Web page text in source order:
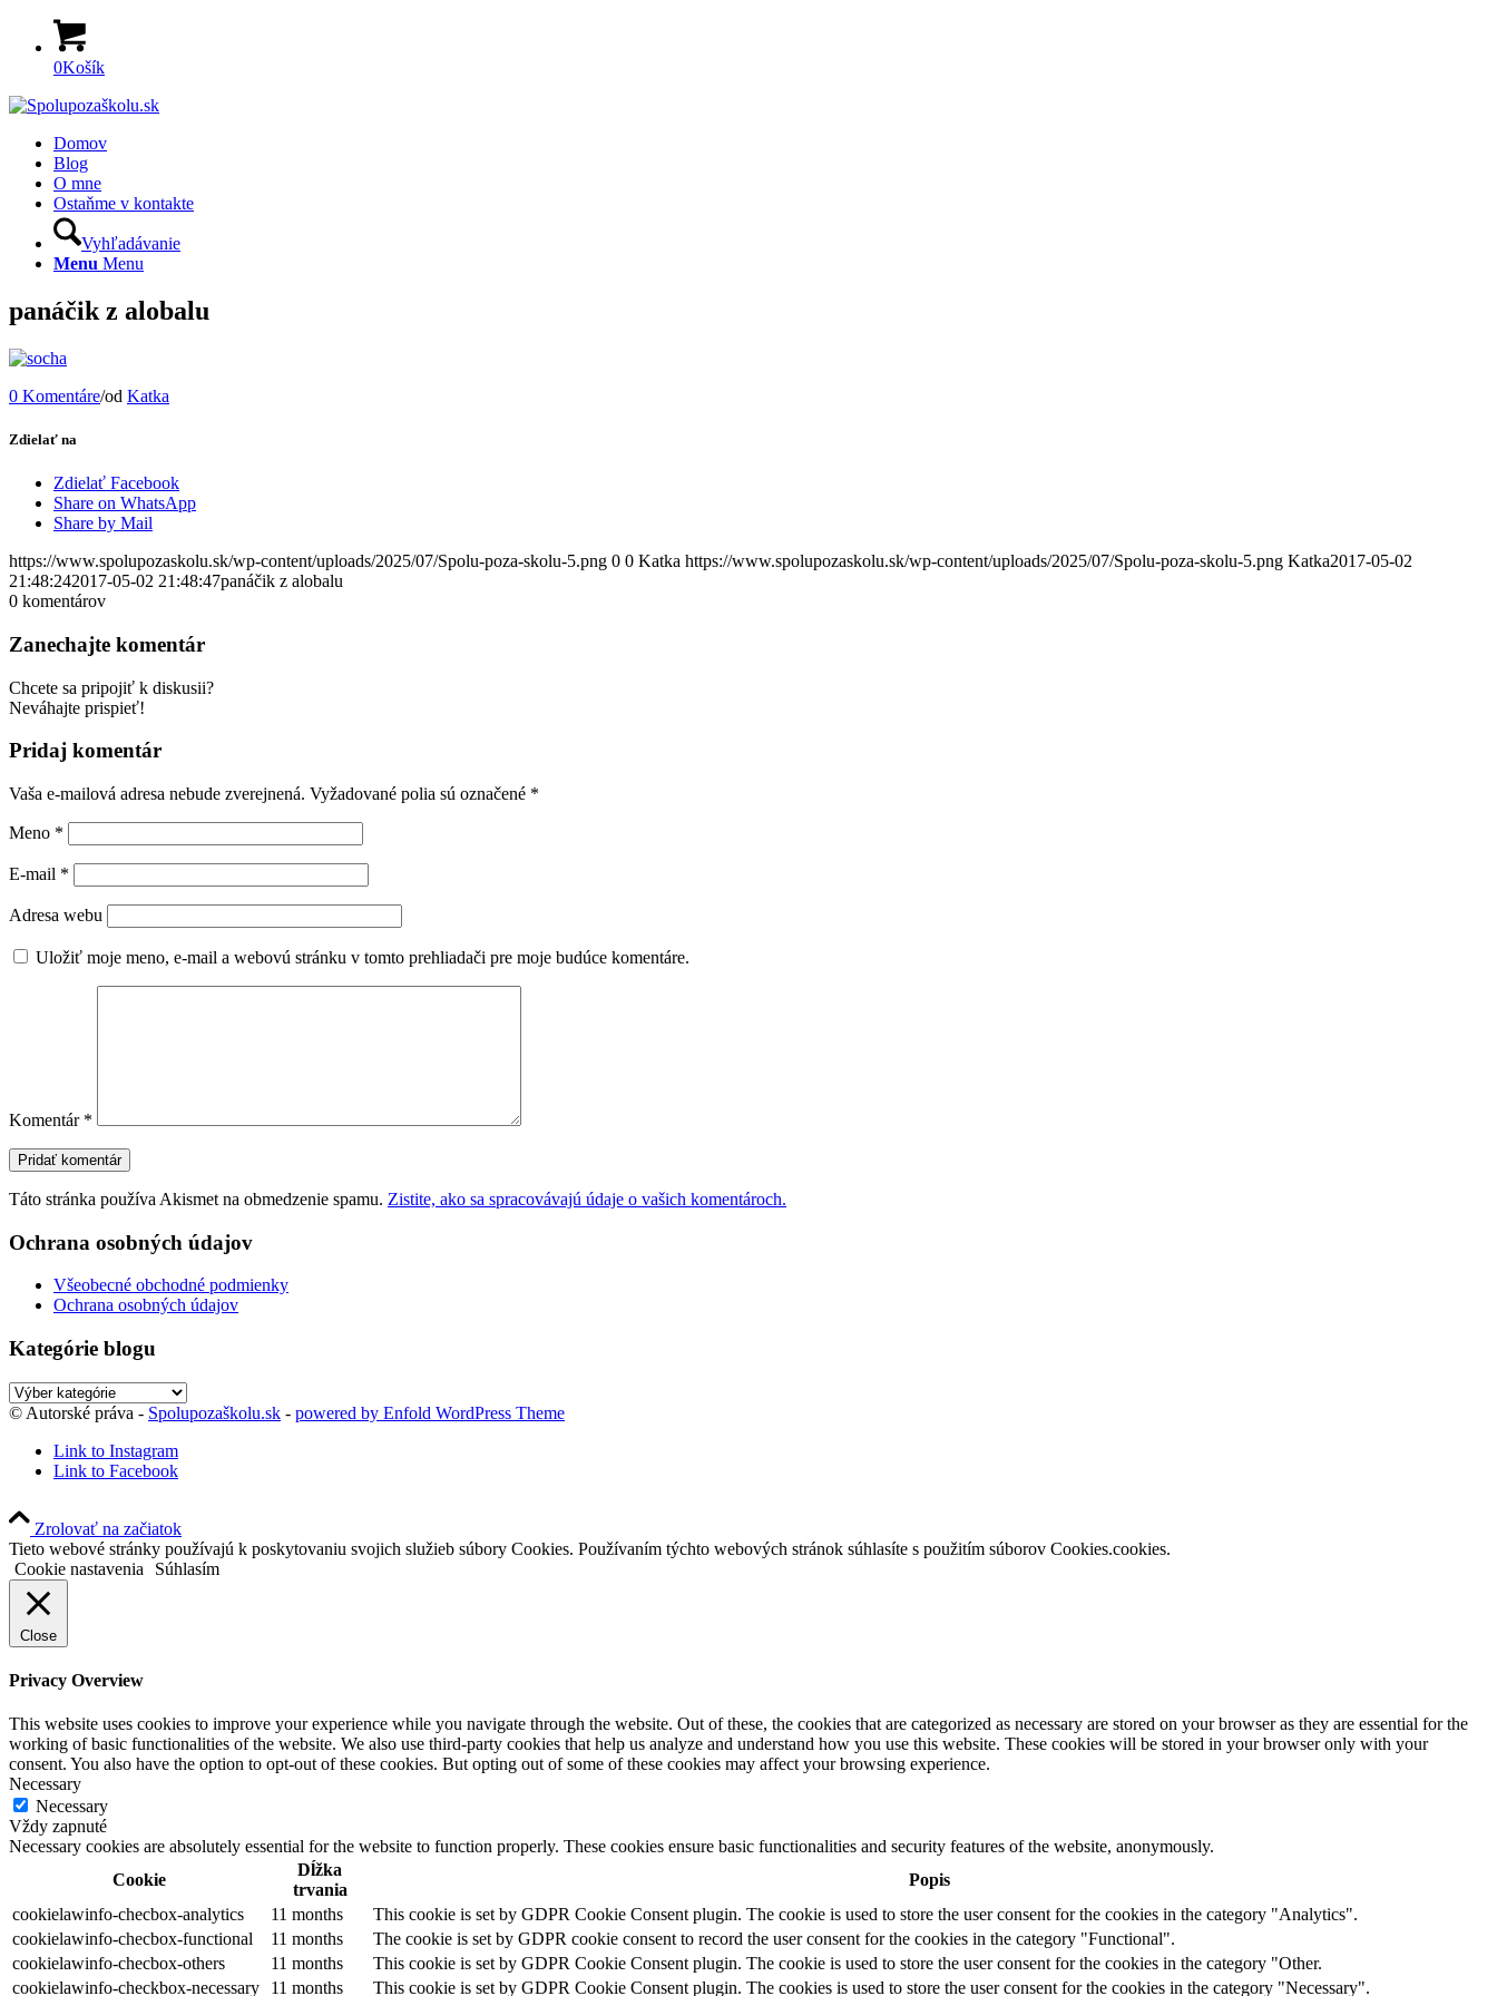
0Košík
Domov
Blog
O mne
Ostaňme v kontakte
Vyhľadávanie
Menu Menu
panáčik z alobalu
0 Komentáre/od Katka
Zdielať na
Zdielať Facebook
Share on WhatsApp
Share by Mail
https://www.spolupozaskolu.sk/wp-content/uploads/2025/07/Spolu-poza-skolu-5.png 0 0 Katka https://www.spolupozaskolu.sk/wp-content/uploads/2025/07/Spolu-poza-skolu-5.png Katka2017-05-02
21:48:242017-05-02 21:48:47panáčik z alobalu
0 komentárov
Zanechajte komentár
Chcete sa pripojiť k diskusii?
Neváhajte prispieť!
Pridaj komentár
Vaša e-mailová adresa nebude zverejnená. Vyžadované polia sú označené *
Meno *
E-mail *
Adresa webu
Uložiť moje meno, e-mail a webovú stránku v tomto prehliadači pre moje budúce komentáre.
Komentár *
Táto stránka používa Akismet na obmedzenie spamu. Zistite, ako sa spracovávajú údaje o vašich komentároch.
Ochrana osobných údajov
Všeobecné obchodné podmienky
Ochrana osobných údajov
Kategórie blogu
Kategórie
blogu
© Autorské práva - Spolupozaškolu.sk - powered by Enfold WordPress Theme
Link to Instagram
Link to Facebook
Zrolovať na začiatok
Tieto webové stránky používajú k poskytovaniu svojich služieb súbory Cookies. Používaním týchto webových stránok súhlasíte s použitím súborov Cookies.cookies.
Cookie nastavenia
Súhlasím
Close
Privacy Overview
This website uses cookies to improve your experience while you navigate through the website. Out of these, the cookies that are categorized as necessary are stored on your browser as they are essential for the
working of basic functionalities of the website. We also use third-party cookies that help us analyze and understand how you use this website. These cookies will be stored in your browser only with your
consent. You also have the option to opt-out of these cookies. But opting out of some of these cookies may affect your browsing experience.
Necessary
Necessary
Vždy zapnuté
Necessary cookies are absolutely essential for the website to function properly. These cookies ensure basic functionalities and security features of the website, anonymously.
Cookie
Dĺžka
trvania
Popis
cookielawinfo-checbox-analytics
11 months
This cookie is set by GDPR Cookie Consent plugin. The cookie is used to store the user consent for the cookies in the category "Analytics".
cookielawinfo-checbox-functional
11 months
The cookie is set by GDPR cookie consent to record the user consent for the cookies in the category "Functional".
cookielawinfo-checbox-others
11 months
This cookie is set by GDPR Cookie Consent plugin. The cookie is used to store the user consent for the cookies in the category "Other.
cookielawinfo-checkbox-necessary
11 months This cookie is set by GDPR Cookie Consent plugin. The cookies is used to store the user consent for the cookies in the category "Necessary".